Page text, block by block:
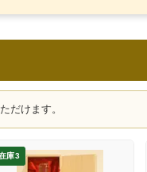
だけます。
庫3